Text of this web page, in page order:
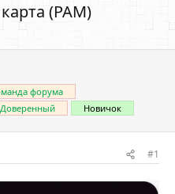
(PAM)
форума
Доверенный Новичок
#1